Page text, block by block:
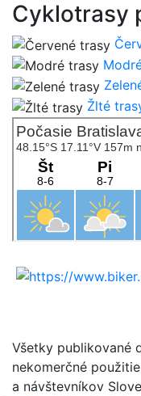
Cyklotrasy
Žlté
Všetky publikované
nekomerčné
a návštevníkov